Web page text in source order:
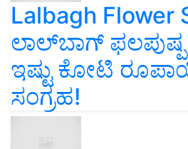
Lalbagh Flower
ಲಾಲ್‌ಬಾಗ್ ಫಲಪುಷ್ಪ
ಇಷ್ಟು ಕೋಟಿ
ಸಂಗ್ರಹ!